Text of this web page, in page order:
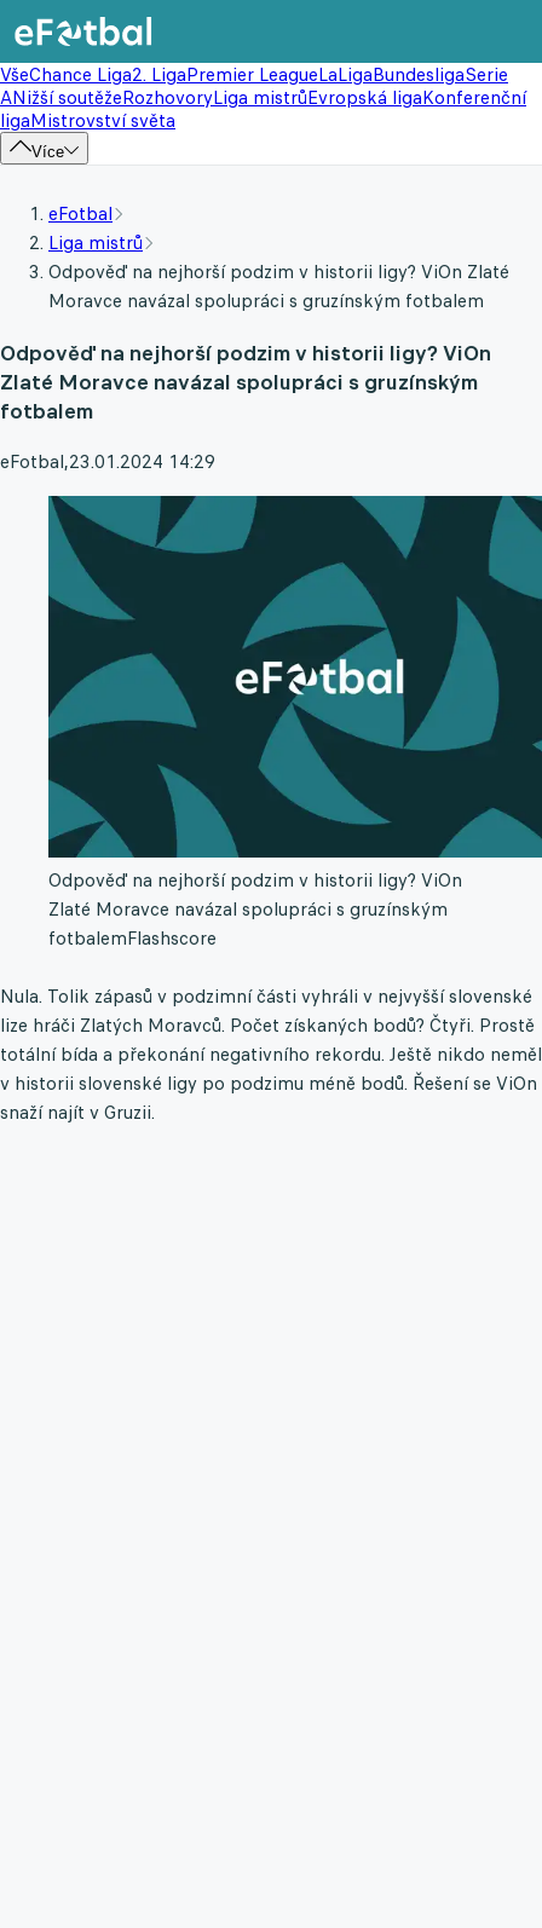
VšeChance Liga2. LigaPremier LeagueLaLigaBundesligaSerie
ANižší soutěžeRozhovoryLiga mistrůEvropská ligaKonferenční
ligaMistrovství světa
Více
eFotbal
Liga mistrů
Odpověď na nejhorší podzim v historii ligy? ViOn Zlaté
Moravce navázal spolupráci s gruzínským fotbalem
Odpověď na nejhorší podzim v historii ligy? ViOn
Zlaté Moravce navázal spolupráci s gruzínským
fotbalem
eFotbal,23.01.2024 14:29
Odpověď na nejhorší podzim v historii ligy? ViOn
Zlaté Moravce navázal spolupráci s gruzínským
fotbalemFlashscore
Nula. Tolik zápasů v podzimní části vyhráli v nejvyšší slovenské
lize hráči Zlatých Moravců. Počet získaných bodů? Čtyři. Prostě
totální bída a překonání negativního rekordu. Ještě nikdo neměl
v historii slovenské ligy po podzimu méně bodů. Řešení se ViOn
snaží najít v Gruzii.